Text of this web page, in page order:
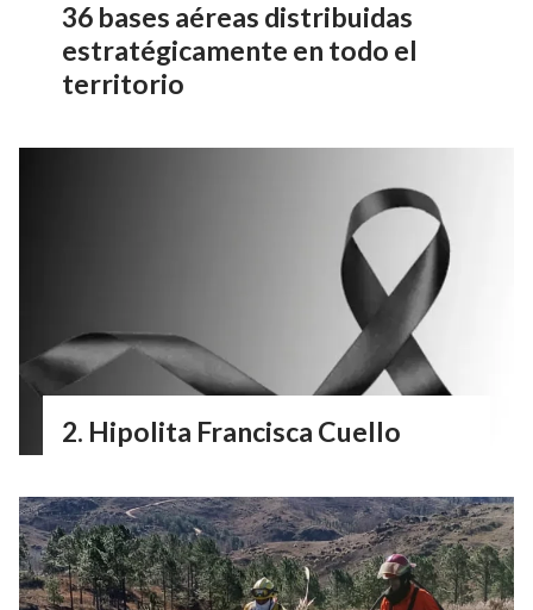
36 bases aéreas distribuidas
estratégicamente en todo el
territorio
Hipolita Francisca Cuello